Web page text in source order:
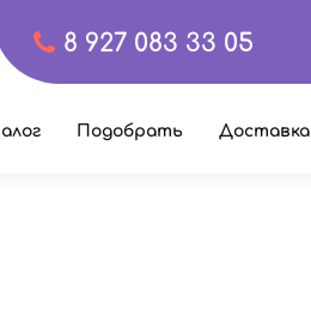
8 927 083 33 05
Подобрать Доставка